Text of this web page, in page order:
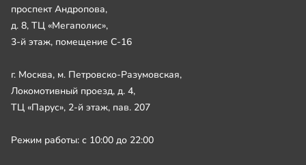
проспект Андропова,
д. 8, ТЦ «Мегаполис»,
3-й этаж, помещение С-16
г. Москва, м. Петровско-Разумовская,
Локомотивный проезд, д. 4,
ТЦ «Парус», 2-й этаж, пав. 207
Режим работы: с 10:00 до 22:00